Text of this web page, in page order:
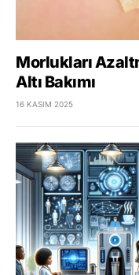
Morlukları
Altı Bakımı
16 KASIM 2025